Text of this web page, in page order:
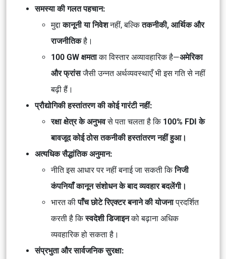
समस्या की गलत पहचान:
मुद्दाकानूनी या निवेशनहीं, बल्कितकनीकी, आर्थिक और
राजनीतिकहै।
100 GW क्षमताका विस्तार अव्यावहारिक है—अमेरिका
और फ्रांसजैसी उन्नत अर्थव्यवस्थाएँ भी इस गति से नहीं
बढ़ी हैं।
प्रौद्योगिकी हस्तांतरण की कोई गारंटी नहीं:
रक्षा क्षेत्र के अनुभवसे पता चलता है कि 100% FDI के
बावजूद कोई ठोस तकनीकी हस्तांतरण नहीं हुआ।
अत्यधिक सैद्धांतिक अनुमान:
नीति इस आधार पर नहीं बनाई जा सकती किनिजी
कंपनियाँ कानून संशोधन के बाद व्यवहार बदलेंगी।
भारत कीपाँच छोटे रिएक्टर बनाने की योजनाप्रदर्शित
करती है किस्वदेशी डिजाइनको बढ़ाना अधिक
व्यवहारिक हो सकता है।
संप्रभुता और सार्वजनिक सुरक्षा: